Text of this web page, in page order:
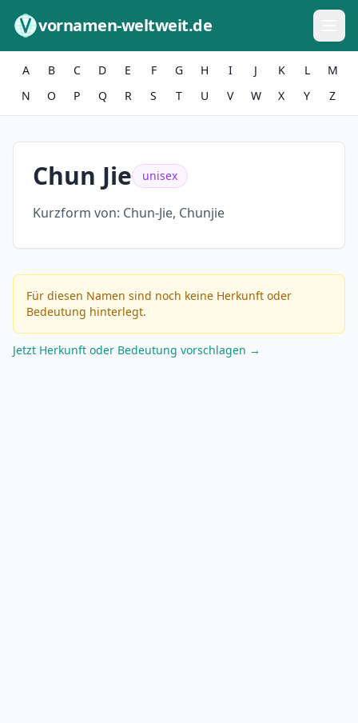
vornamen-weltweit.de
A B C D E F G H I J K L
M
N
O P Q R S T U V W X Y Z
Chun Jie unisex
Kurzform von: Chun-Jie, Chunjie
Für diesen Namen sind noch keine Herkunft oder
Bedeutung hinterlegt.
Jetzt Herkunft oder Bedeutung vorschlagen →